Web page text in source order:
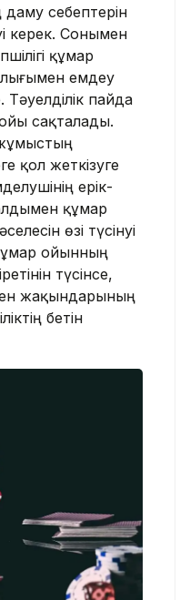
даму себептерін
керек. Сонымен
құмар
емдеу
Тәуелділік пайда
сақталады.
жұмыстың
қол жеткізуге
ерік-
құмар
өзі түсінуі
ойынның
түсінсе,
жақындарының
бетін